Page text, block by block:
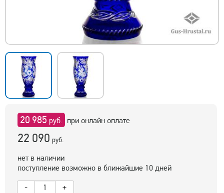
20 985 руб. при онлайн оплате
22 090 руб.
нет в наличии
поступление возможно в ближайшие 10 дней
-
+